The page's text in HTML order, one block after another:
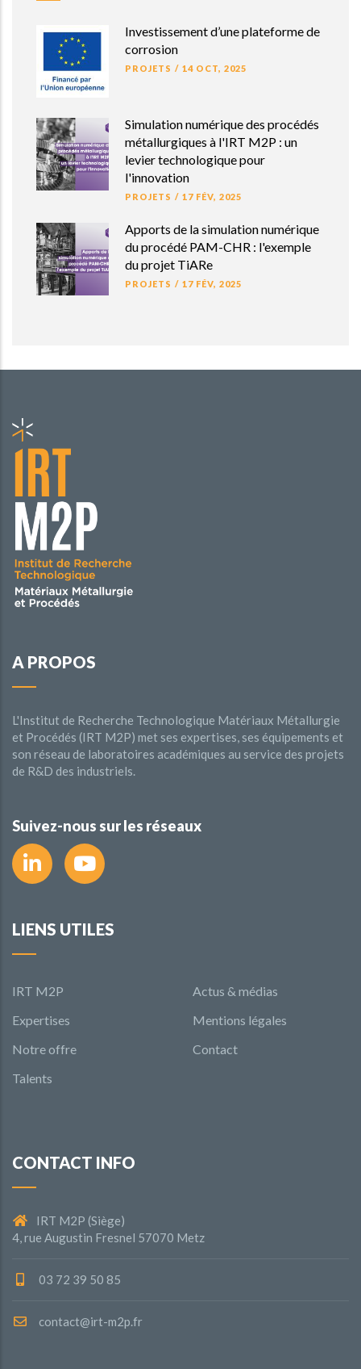
Investissement d’une plateforme de
corrosion
PROJETS / 14 OCT, 2025
Simulation numérique des procédés
métallurgiques à l'IRT M2P : un
levier technologique pour
l'innovation
PROJETS / 17 FÉV, 2025
Apports de la simulation numérique
du procédé PAM-CHR : l'exemple
du projet TiARe
PROJETS / 17 FÉV, 2025
A PROPOS
L'Institut de Recherche Technologique Matériaux Métallurgie
et Procédés (IRT M2P) met ses expertises, ses équipements et
son réseau de laboratoires académiques au service des projets
de R&D des industriels.
Suivez-nous sur les réseaux
LIENS UTILES
IRT M2P
Expertises
Notre offre
Talents
Actus & médias
Mentions légales
Contact
CONTACT INFO
IRT M2P (Siège)
4, rue Augustin Fresnel 57070 Metz
03 72 39 50 85
contact@irt-m2p.fr